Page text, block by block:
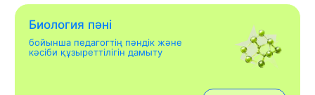
Биология пәні
бойынша педагогтің пәндік және
кәсіби құзыреттілігін дамыту